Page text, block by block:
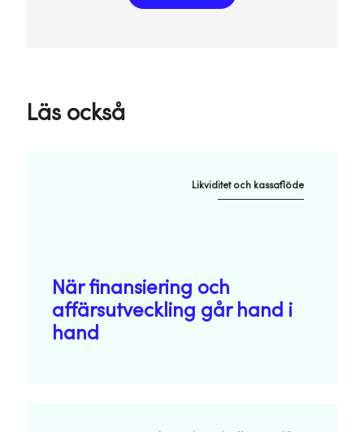
Läs också
Likviditet och kassaflöde
När finansiering och
affärsutveckling går hand i
hand